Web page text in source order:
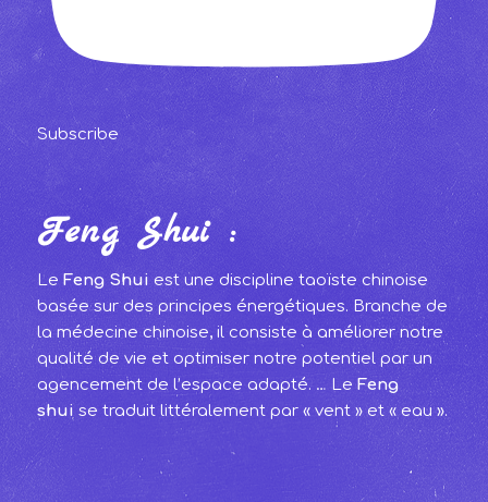
Subscribe
Feng Shui :
Le Feng Shui est une discipline taoïste chinoise
basée sur des principes énergétiques. Branche de
la médecine chinoise, il consiste à améliorer notre
qualité de vie et optimiser notre potentiel par un
agencement de l’espace adapté. … Le Feng
shui se traduit littéralement par « vent » et « eau ».